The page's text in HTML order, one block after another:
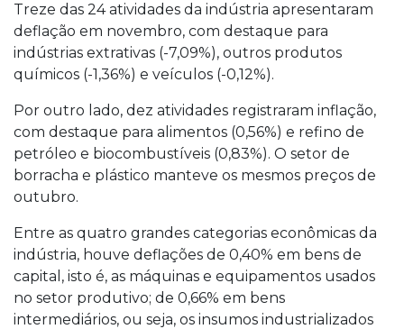
Treze das 24 atividades da indústria apresentaram
deflação em novembro, com destaque para
indústrias extrativas (-7,09%), outros produtos
químicos (-1,36%) e veículos (-0,12%).
Por outro lado, dez atividades registraram inflação,
com destaque para alimentos (0,56%) e refino de
petróleo e biocombustíveis (0,83%). O setor de
borracha e plástico manteve os mesmos preços de
outubro.
Entre as quatro grandes categorias econômicas da
indústria, houve deflações de 0,40% em bens de
capital, isto é, as máquinas e equipamentos usados
no setor produtivo; de 0,66% em bens
intermediários, ou seja, os insumos industrializados